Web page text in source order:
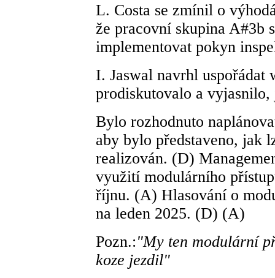
L. Costa se zmínil o
že pracovní skupina A#3b
implementovat pokyn
I. Jaswal navrhl uspořádat
prodiskutovalo a
Bylo rozhodnuto
aby bylo představeno, jak
realizován. (D)
využití modulárního
říjnu. (A) Hlasování o
na leden 2025. (D) (A)
Pozn.:"My ten modulární
koze jezdil"